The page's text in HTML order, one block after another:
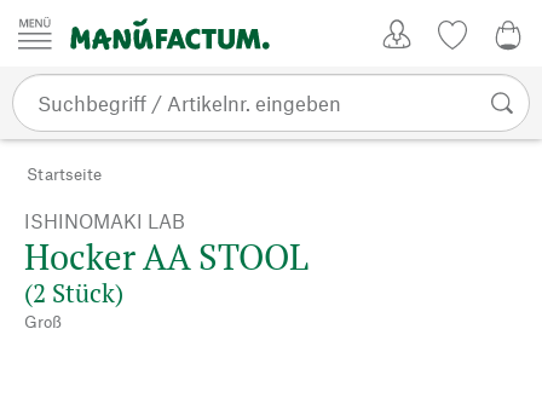
Zum Inhalt springen
Startseite
ISHINOMAKI LAB
Hocker AA STOOL
(2 Stück)
Groß